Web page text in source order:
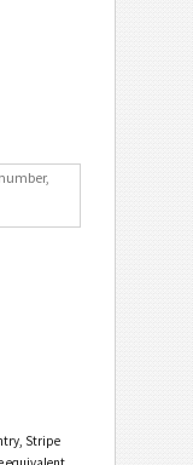
Stripe